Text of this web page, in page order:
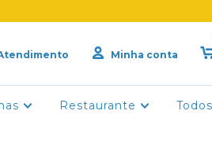
Minha conta
Restaurante